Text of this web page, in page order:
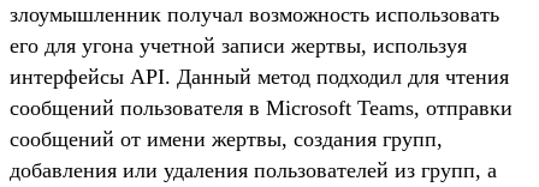
злоумышленник получал возможность использовать
его для угона учетной записи жертвы, используя
интерфейсы API. Данный метод подходил для чтения
сообщений пользователя в Microsoft Teams, отправки
сообщений от имени жертвы, создания групп,
добавления или удаления пользователей из групп, а